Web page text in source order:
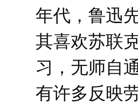
年代，鲁迅
其喜欢苏联
习，无师自
有许多反映